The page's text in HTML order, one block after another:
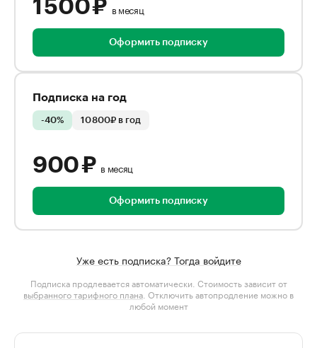
1 500 ₽ в месяц
Оформить подписку
Подписка на год
-40% 10 800₽ в год
900 ₽ в месяц
Оформить подписку
Уже есть подписка? Тогда войдите
Подписка продлевается автоматически. Стоимость зависит от
выбранного тарифного плана . Отключить автопродление можно в
любой момент